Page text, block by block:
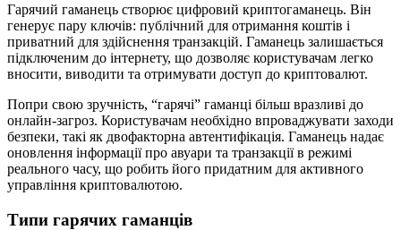
Гарячий гаманець створює цифровий криптогаманець. Він
генерує пару ключів: публічний для отримання коштів і
приватний для здійснення транзакцій. Гаманець залишається
підключеним до інтернету, що дозволяє користувачам легко
вносити, виводити та отримувати доступ до криптовалют.
Попри свою зручність, “гарячі” гаманці більш вразливі до
онлайн-загроз. Користувачам необхідно впроваджувати заходи
безпеки, такі як двофакторна автентифікація. Гаманець надає
оновлення інформації про авуари та транзакції в режимі
реального часу, що робить його придатним для активного
управління криптовалютою.
Типи гарячих гаманців